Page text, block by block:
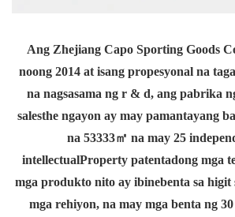
Ang Zhejiang Capo Sporting Goods
noong 2014 at isang propesyonal na
na nagsasama ng r & d, ang pabrika
salesthe ngayon ay may pamantayang
na 53333㎡ na may 25
intellectualProperty patentadong mga
mga produkto nito ay ibinebenta sa higit
mga rehiyon, na may mga benta ng